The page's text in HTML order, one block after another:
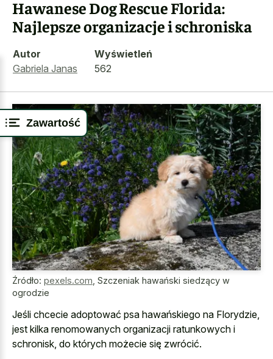
Zawartość
Hawanese Dog Rescue Florida:
Najlepsze organizacje i schroniska
Autor
Gabriela Janas
Wyświetleń
562
Źródło: pexels.com Szczeniak hawański siedzący w
ogrodzie
Jeśli chcecie adoptować psa hawańskiego na Florydzie,
jest kilka renomowanych organizacji ratunkowych i
schronisk, do których możecie się zwrócić.